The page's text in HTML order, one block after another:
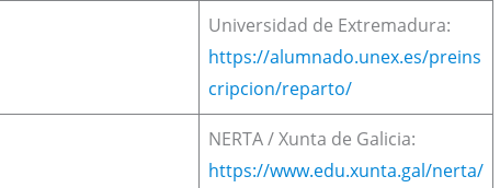
Universidad de Extremadura:
https://alumnado.unex.es/preins
cripcion/reparto/
NERTA / Xunta de Galicia:
https://www.edu.xunta.gal/nerta/